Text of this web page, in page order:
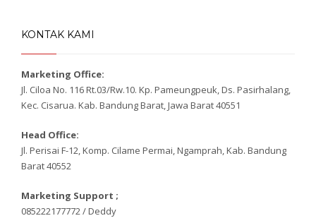
KONTAK KAMI
Marketing Office:
Jl. Ciloa No. 116 Rt.03/Rw.10. Kp. Pameungpeuk, Ds. Pasirhalang,
Kec. Cisarua. Kab. Bandung Barat, Jawa Barat 40551
Head Office:
Jl. Perisai F-12, Komp. Cilame Permai, Ngamprah, Kab. Bandung
Barat 40552
Marketing Support ;
085222177772 / Deddy